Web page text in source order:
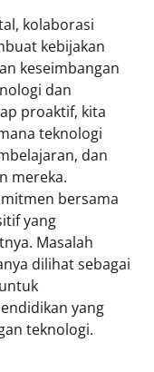
kolaborasi
kebijakan
keseimbangan
dan
proaktif, kita
teknologi
dan
mereka.
bersama
yang
Masalah
dilihat sebagai
yang
teknologi.